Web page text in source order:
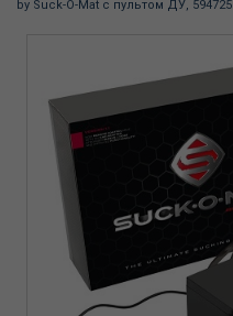
by Suck-O-Mat с пультом ДУ, 594725